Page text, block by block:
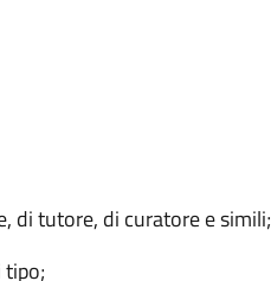
di tutore, di curatore e simili;